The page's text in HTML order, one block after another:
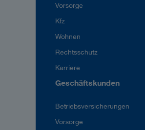
Vorsorge
Kfz
Wohnen
Rechtsschutz
Karriere
Geschäftskunden
Betriebsversicherungen
Vorsorge